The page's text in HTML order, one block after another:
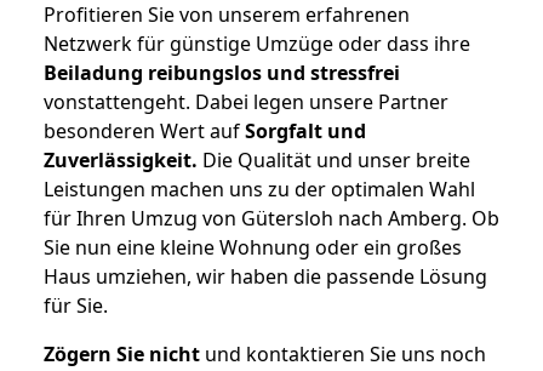
Profitieren Sie von unserem erfahrenen
Netzwerk für günstige Umzüge oder dass ihre
Beiladung reibungslos und stressfrei
vonstattengeht. Dabei legen unsere Partner
besonderen Wert aufSorgfalt und
Zuverlässigkeit. Die Qualität und unser breite
Leistungen machen uns zu der optimalen Wahl
für Ihren Umzug von Gütersloh nach Amberg. Ob
Sie nun eine kleine Wohnung oder ein großes
Haus umziehen, wir haben die passende Lösung
für Sie.
Zögern Sie nicht und kontaktieren Sie uns noch